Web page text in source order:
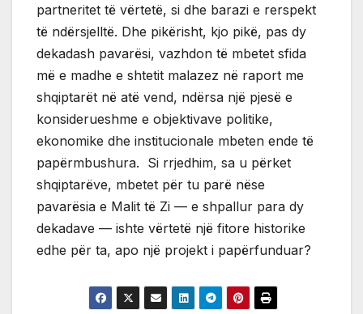
partneritet të vërtetë, si dhe barazi e rerspekt
të ndërsjelltë. Dhe pikërisht, kjo pikë, pas dy
dekadash pavarësi, vazhdon të mbetet sfida
më e madhe e shtetit malazez në raport me
shqiptarët në atë vend, ndërsa një pjesë e
konsiderueshme e objektivave politike,
ekonomike dhe institucionale mbeten ende të
papërmbushura. Si rrjedhim, sa u përket
shqiptarëve, mbetet për tu parë nëse
pavarësia e Malit të Zi — e shpallur para dy
dekadave — ishte vërtetë një fitore historike
edhe për ta, apo një projekt i papërfunduar?